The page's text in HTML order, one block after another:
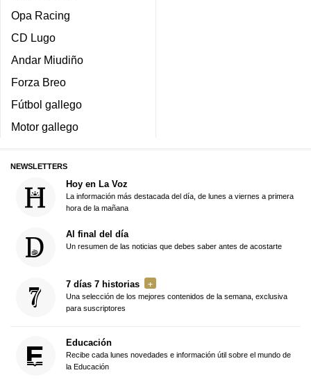
Opa Racing
CD Lugo
Andar Miudiño
Forza Breo
Fútbol gallego
Motor gallego
NEWSLETTERS
Hoy en La Voz
La información más destacada del día, de lunes a viernes a primera
hora de la mañana
Al final del día
Un resumen de las noticias que debes saber antes de acostarte
7 días 7 historias
Una selección de los mejores contenidos de la semana, exclusiva
para suscriptores
Educación
Recibe cada lunes novedades e información útil sobre el mundo de
la Educación